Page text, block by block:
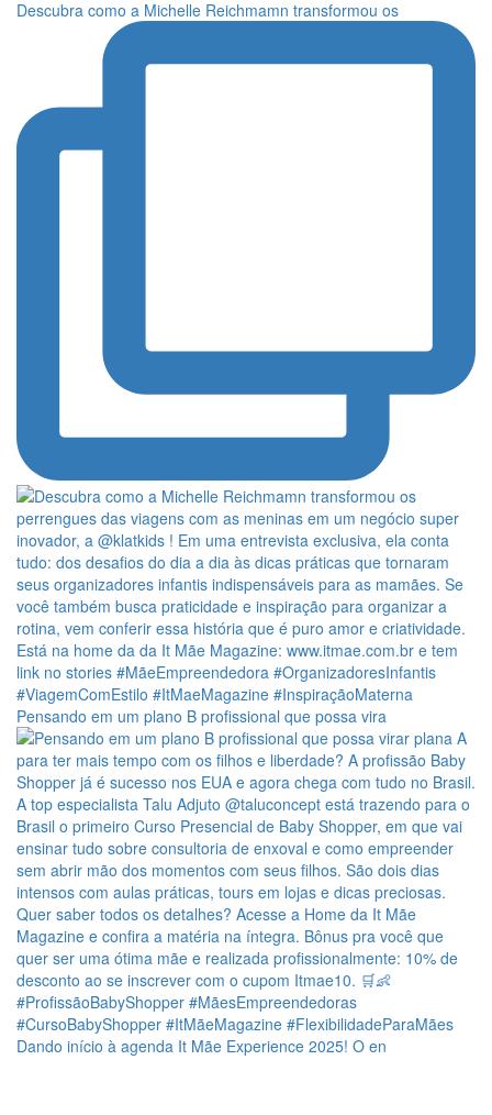
Descubra como a Michelle Reichmamn transformou os
Pensando em um plano B profissional que possa vira
Dando início à agenda It Mãe Experience 2025! O en